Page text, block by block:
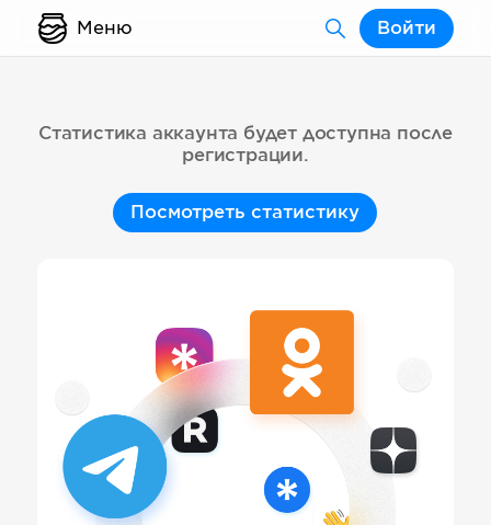
Меню Войти
Статистика аккаунта будет доступна после
регистрации.
Посмотреть статистику